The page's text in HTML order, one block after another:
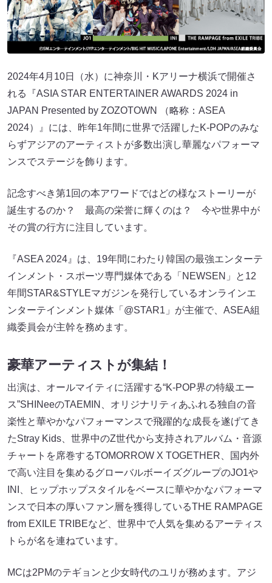
2024年4月10日（水）に神奈川・Kアリーナ横浜で開催さ
れる『ASIA STAR ENTERTAINER AWARDS 2024 in
JAPAN Presented by ZOZOTOWN （略称：ASEA
2024）』には、昨年1年間に世界で活躍したK-POPのみな
らずアジアのアーティストが多数出演し華麗なパフォーマ
ンスでステージを飾ります。
記念すべき第1回の本アワードではどの様なストーリーが
誕生するのか？ 最高の栄誉に輝くのは？ 今や世界中が
その賞の行方に注目しています。
『ASEA 2024』は、19年間にわたり韓国の最強エンターテ
インメント・スポーツ専門媒体である「NEWSEN」と12
年間STAR&STYLEマガジンを発行しているオンラインエ
ンターテインメント媒体「@STAR1」が主催で、ASEA組
織委員会が主幹を務めます。
豪華アーティストが集結！
出演は、オールマイティに活躍する“K-POP界の特級エー
ス”SHINeeのTAEMIN、オリジナリティあふれる独自の音
楽性と華やかなパフォーマンスで飛躍的な成長を遂げてき
たStray Kids、世界中のZ世代から支持されアルバム・音源
チャートを席巻するTOMORROW X TOGETHER、国内外
で高い注目を集めるグローバルボーイズグループのJO1や
INI、ヒップホップスタイルをベースに華やかなパフォーマ
ンスで日本の厚いファン層を獲得しているTHE RAMPAGE
from EXILE TRIBEなど、世界中で人気を集めるアーティス
トらが名を連ねています。
MCは2PMのテギョンと少女時代のユリが務めます。アジ